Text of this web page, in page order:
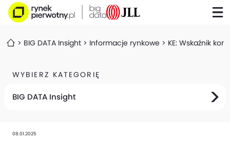
BIG DATA Insight Informacje rynkowe KE: Wskaźnik
WYBIERZ KATEGORIĘ
BIG DATA Insight
08.01.2025